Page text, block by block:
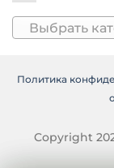
выбрать
на
Выбрать
Политика
Copyright